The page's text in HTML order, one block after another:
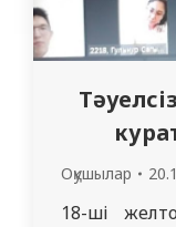
Оқушылар
18-ші